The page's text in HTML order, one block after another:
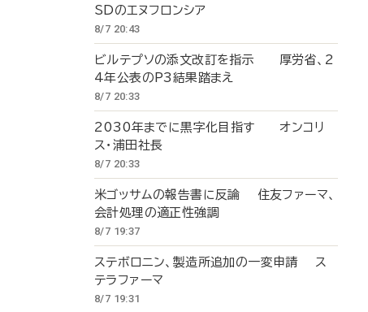
SDのエヌフロンシア
8/7 20:43
ビルテプソの添文改訂を指示 厚労省、2
4年公表のP3結果踏まえ
8/7 20:33
2030年までに黒字化目指す オンコリ
ス・浦田社長
8/7 20:33
米ゴッサムの報告書に反論 住友ファーマ、
会計処理の適正性強調
8/7 19:37
ステボロニン、製造所追加の一変申請 ス
テラファーマ
8/7 19:31